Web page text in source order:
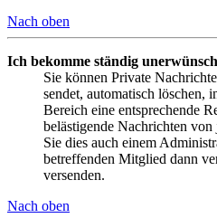
Nach oben
Ich bekomme ständig
Sie können Private
sendet, automatisch löschen,
Bereich eine entsprechende
belästigende Nachrichten
Sie dies auch einem
betreffenden Mitglied dann
versenden.
Nach oben